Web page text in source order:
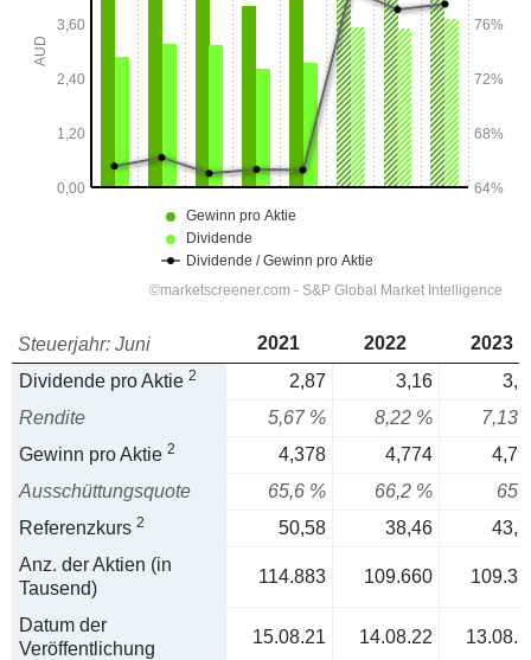
Steuerjahr: Juni 2021 2022
2023
Dividende pro Aktie 2 2,87 3,16
Rendite
5,67 % 8,22 %
7,13
Gewinn pro Aktie 2 4,378 4,774
Ausschüttungsquote
65,6 % 66,2 %
65
Referenzkurs 2 50,58 38,46
Anz. der Aktien (in
Tausend)
114.883 109.660
Datum der
Veröffentlichung
15.08.21 14.08.22